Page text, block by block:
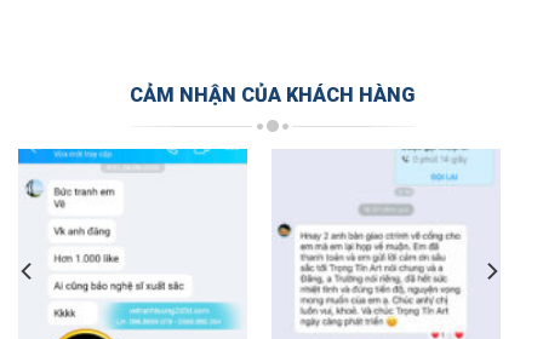
CẢM NHẬN CỦA KHÁCH HÀNG